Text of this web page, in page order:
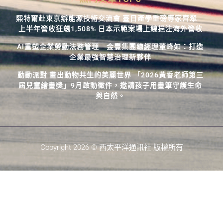
熙特爾赴東京辦能源技術交流會 臺日產學重磅專家齊聚
上半年營收狂飆1,508% 日本示範案場上線挹注海外營收
AI重塑企業勞動法務管理 金豐集團總經理董峰如：打造
企業最強智慧治理新夥伴
動動派對 畫出動物共生的美麗世界 「2026黃香老師第三
屆兒童繪畫獎」9月啟動徵件，邀請孩子用畫筆守護生命
與自然。
Copyright 2026 © 西太平洋通訊社 版權所有